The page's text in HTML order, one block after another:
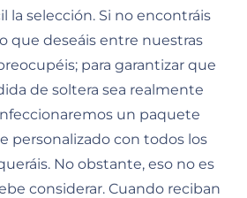
la selección. Si no encontráis
que deseáis entre nuestras
para garantizar que
de soltera sea realmente
un paquete
personalizado con todos los
No obstante, eso no es
considerar. Cuando reciban